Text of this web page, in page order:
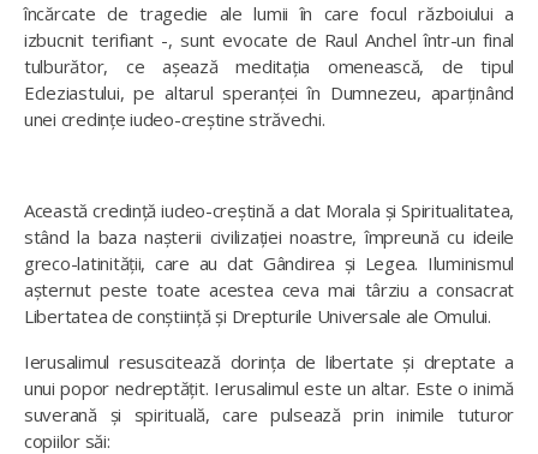
încărcate de tragedie ale lumii în care focul războiului a
izbucnit terifiant -, sunt evocate de Raul Anchel într-un final
tulburător, ce așează meditația omenească, de tipul
Ecleziastului, pe altarul speranței în Dumnezeu, aparținând
unei credințe iudeo-creștine străvechi.
Această credință iudeo-creștină a dat Morala și Spiritualitatea,
stând la baza nașterii civilizației noastre, împreună cu ideile
greco-latinității, care au dat Gândirea și Legea. Iluminismul
așternut peste toate acestea ceva mai târziu a consacrat
Libertatea de conștiință și Drepturile Universale ale Omului.
Ierusalimul resuscitează dorința de libertate și dreptate a
unui popor nedreptățit. Ierusalimul este un altar. Este o inimă
suverană și spirituală, care pulsează prin inimile tuturor
copiilor săi: